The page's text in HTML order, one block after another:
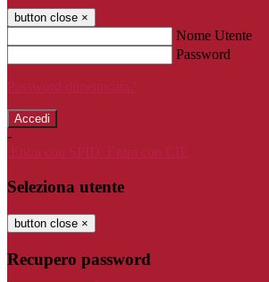
button close ×
Nome Utente
Password
Password dimenticata?
-
Entra con SPID
Entra con CIE
Seleziona utente
button close ×
Recupero password